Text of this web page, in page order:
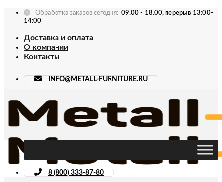
Skip
Обработка заказов сегодня: 09.00 - 18.00, перерыв 13:00-
14:00
Доставка и оплата
О компании
Контакты
INFO@METALL-FURNITURE.RU
8 (800) 333-87-80